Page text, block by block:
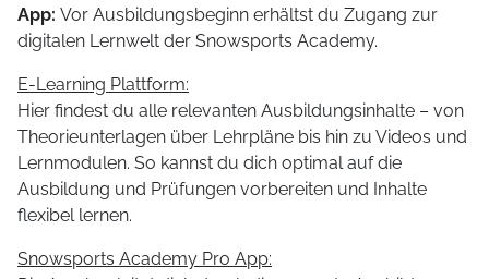
App: Vor Ausbildungsbeginn erhältst du Zugang zur
digitalen Lernwelt der Snowsports Academy.
E-Learning Plattform:
Hier findest du alle relevanten Ausbildungsinhalte – von
Theorieunterlagen über Lehrpläne bis hin zu Videos und
Lernmodulen. So kannst du dich optimal auf die
Ausbildung und Prüfungen vorbereiten und Inhalte
flexibel lernen.
Snowsports Academy Pro App: